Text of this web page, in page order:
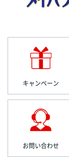
キャンペーン
お問い合わせ